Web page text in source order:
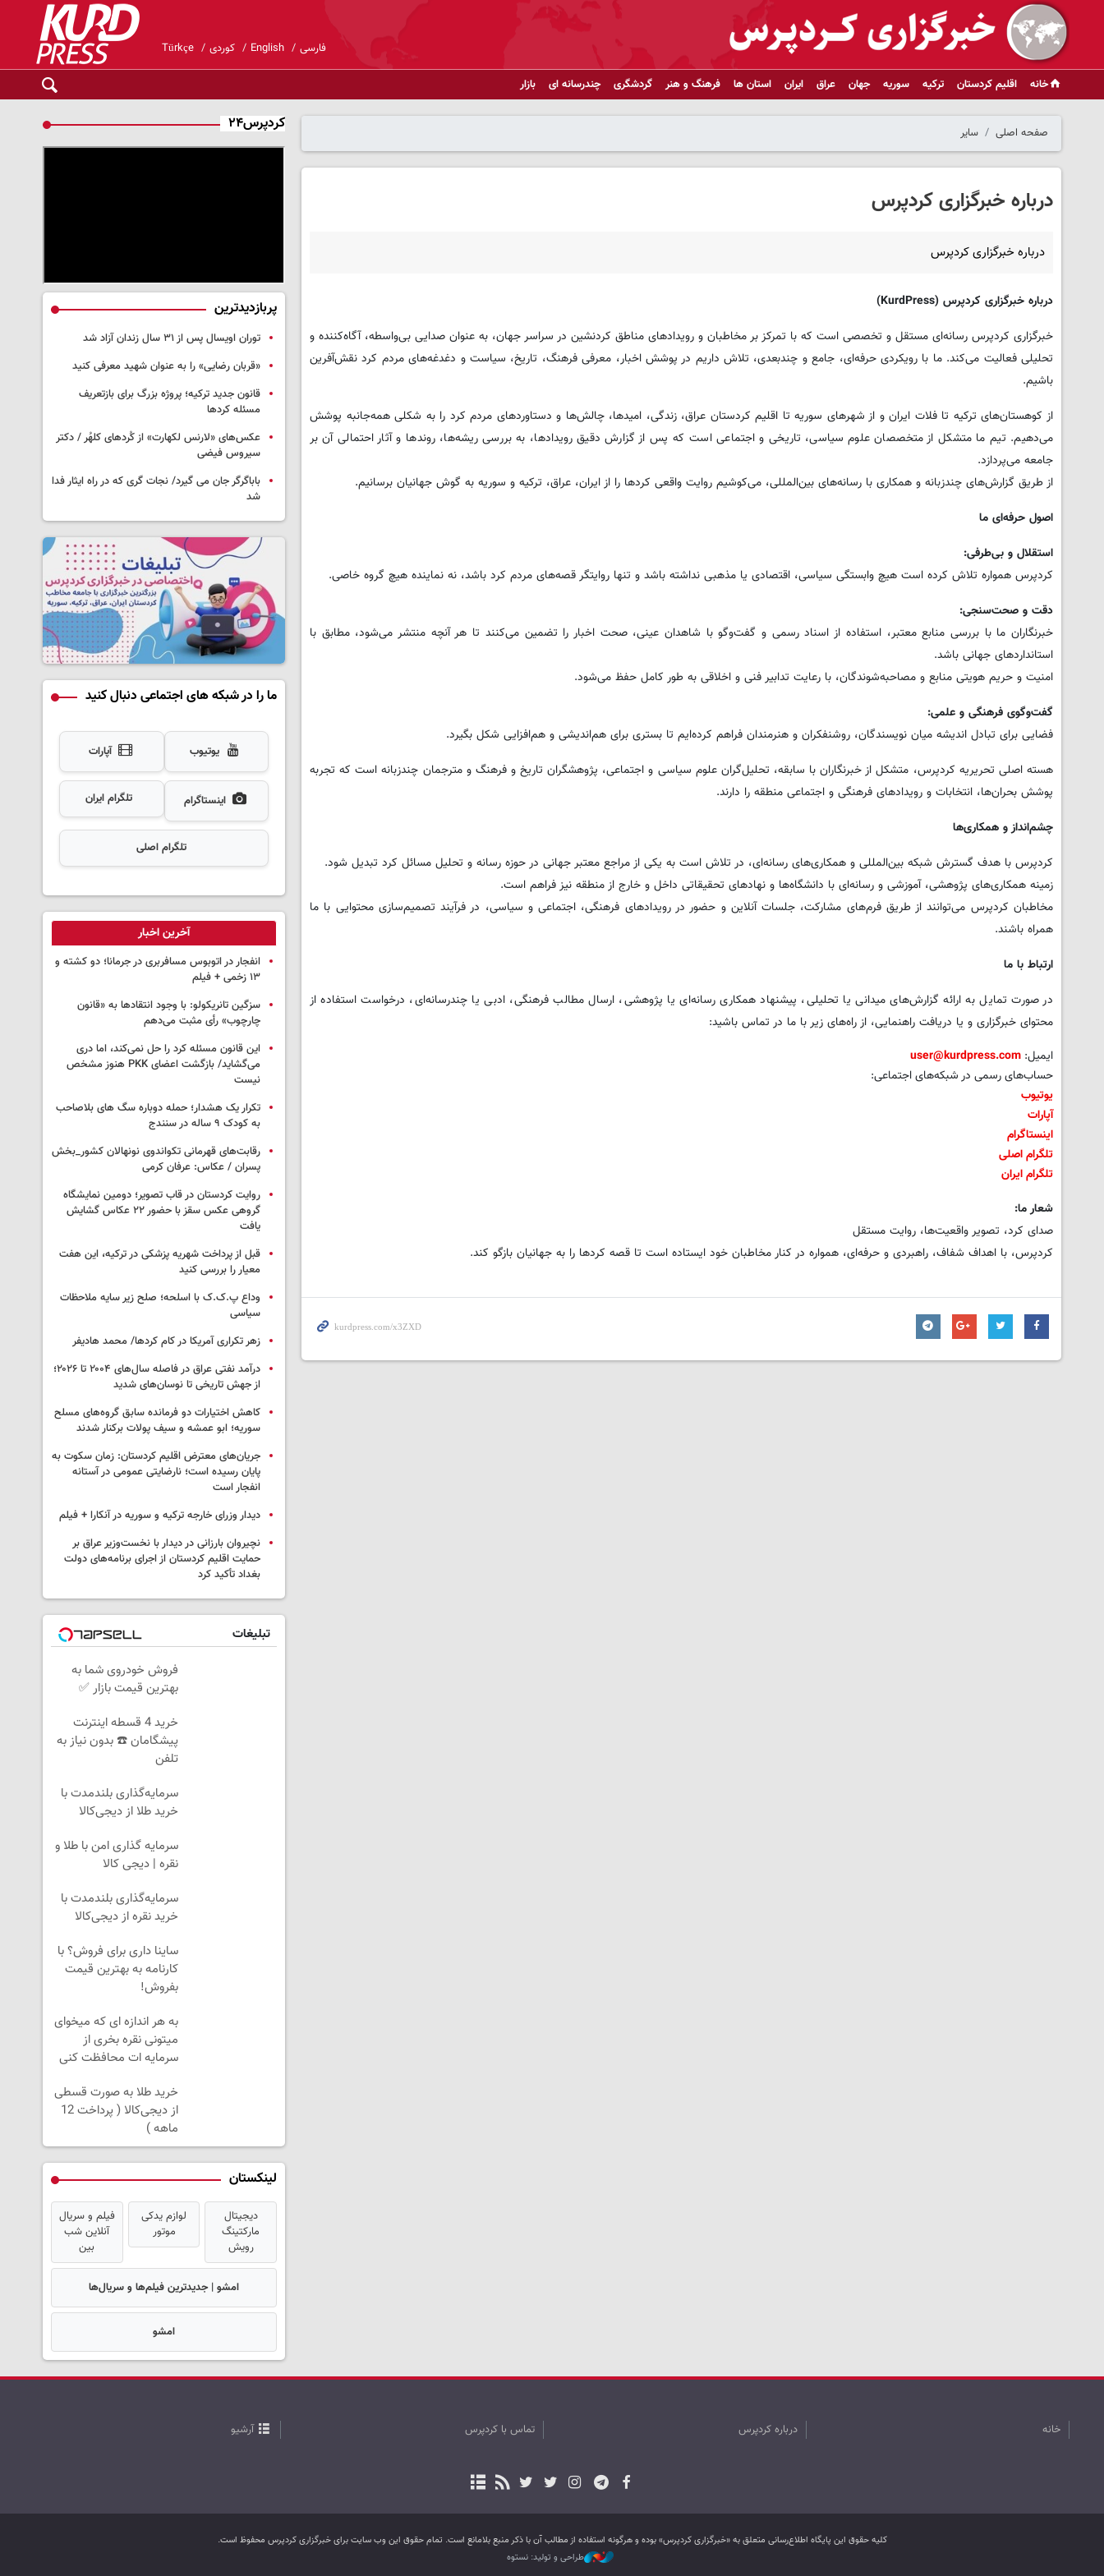
فارسی English کوردی Türkçe
خانه اقلیم کردستان ترکیه سوریه جهان عراق ایران استان ها فرهنگ و هنر گردشگری چندرسانه ای بازار
صفحه اصلی سایر
درباره خبرگزاری کردپرس
درباره خبرگزاری کردپرس
درباره خبرگزاری کردپرس (KurdPress)
خبرگزاری کردپرس رسانه‌ای مستقل و تخصصی است که با تمرکز بر مخاطبان و رویدادهای مناطق کردنشین در سراسر جهان، به عنوان صدایی بی‌واسطه، آگاه‌کننده و
تحلیلی فعالیت می‌کند. ما با رویکردی حرفه‌ای، جامع و چندبعدی، تلاش داریم در پوشش اخبار، معرفی فرهنگ، تاریخ، سیاست و دغدغه‌های مردم کرد نقش‌آفرین
باشیم.
از کوهستان‌های ترکیه تا فلات ایران و از شهرهای سوریه تا اقلیم کردستان عراق، زندگی، امیدها، چالش‌ها و دستاوردهای مردم کرد را به شکلی همه‌جانبه پوشش
می‌دهیم. تیم ما متشکل از متخصصان علوم سیاسی، تاریخی و اجتماعی است که پس از گزارش دقیق رویدادها، به بررسی ریشه‌ها، روندها و آثار احتمالی آن بر
جامعه می‌پردازد.
از طریق گزارش‌های چندزبانه و همکاری با رسانه‌های بین‌المللی، می‌کوشیم روایت واقعی کردها را از ایران، عراق، ترکیه و سوریه به گوش جهانیان برسانیم.
اصول حرفه‌ای ما
استقلال و بی‌طرفی:
کردپرس همواره تلاش کرده است هیچ وابستگی سیاسی، اقتصادی یا مذهبی نداشته باشد و تنها روایتگر قصه‌های مردم کرد باشد، نه نماینده هیچ گروه خاصی.
دقت و صحت‌سنجی:
خبرنگاران ما با بررسی منابع معتبر، استفاده از اسناد رسمی و گفت‌وگو با شاهدان عینی، صحت اخبار را تضمین می‌کنند تا هر آنچه منتشر می‌شود، مطابق با
استانداردهای جهانی باشد.
امنیت و حریم هویتی منابع و مصاحبه‌شوندگان، با رعایت تدابیر فنی و اخلاقی به طور کامل حفظ می‌شود.
گفت‌وگوی فرهنگی و علمی:
فضایی برای تبادل اندیشه میان نویسندگان، روشنفکران و هنرمندان فراهم کرده‌ایم تا بستری برای هم‌اندیشی و هم‌افزایی شکل بگیرد.
هسته اصلی تحریریه کردپرس، متشکل از خبرنگاران با سابقه، تحلیل‌گران علوم سیاسی و اجتماعی، پژوهشگران تاریخ و فرهنگ و مترجمان چندزبانه است که تجربه
پوشش بحران‌ها، انتخابات و رویدادهای فرهنگی و اجتماعی منطقه را دارند.
چشم‌انداز و همکاری‌ها
کردپرس با هدف گسترش شبکه بین‌المللی و همکاری‌های رسانه‌ای، در تلاش است به یکی از مراجع معتبر جهانی در حوزه رسانه و تحلیل مسائل کرد تبدیل شود.
زمینه همکاری‌های پژوهشی، آموزشی و رسانه‌ای با دانشگاه‌ها و نهادهای تحقیقاتی داخل و خارج از منطقه نیز فراهم است.
مخاطبان کردپرس می‌توانند از طریق فرم‌های مشارکت، جلسات آنلاین و حضور در رویدادهای فرهنگی، اجتماعی و سیاسی، در فرآیند تصمیم‌سازی محتوایی با ما
همراه باشند.
ارتباط با ما
در صورت تمایل به ارائه گزارش‌های میدانی یا تحلیلی، پیشنهاد همکاری رسانه‌ای یا پژوهشی، ارسال مطالب فرهنگی، ادبی یا چندرسانه‌ای، درخواست استفاده از
محتوای خبرگزاری و یا دریافت راهنمایی، از راه‌های زیر با ما در تماس باشید:
ایمیل: user@kurdpress.com
حساب‌های رسمی در شبکه‌های اجتماعی:
یوتیوب
آپارات
اینستاگرام
تلگرام اصلی
تلگرام ایران
شعار ما:
صدای کرد، تصویر واقعیت‌ها، روایت مستقل
کردپرس، با اهداف شفاف، راهبردی و حرفه‌ای، همواره در کنار مخاطبان خود ایستاده است تا قصه کردها را به جهانیان بازگو کند.
کردپرس۲۴
پربازدیدترین
توران اویسال پس از ۳۱ سال زندان آزاد شد
«قربان رضایی» را به عنوان شهید معرفی کنید
قانون جدید ترکیه؛ پروژه بزرگ‌ برای بازتعریف
مسئله کردها
عکس‌های «لارنس لکهارت» از کُردهای کلهُر / دکتر
سیروس فیضی
باباگرگر جان می گیرد/ نجات گری که در راه ایثار فدا
شد
ما را در شبکه های اجتماعی دنبال کنید
یوتیوب آپارات
اینستاگرام تلگرام ایران
تلگرام اصلی
آخرین اخبار
انفجار در اتوبوس مسافربری در جرمانا؛ دو کشته و
۱۳ زخمی + فیلم
سزگین تانریکولو: با وجود انتقادها به «قانون
چارچوب» رأی مثبت می‌دهم
این قانون مسئله کرد را حل نمی‌کند، اما دری
می‌گشاید/ بازگشت اعضای PKK هنوز مشخص
نیست
تکرار یک هشدار؛ حمله دوباره سگ های بلاصاحب
به کودک ۹ ساله در سنندج
رقابت‌های قهرمانی تکواندوی نونهالان کشور_بخش
پسران / عکاس: عرفان کرمی
روایت کردستان در قاب تصویر؛ دومین نمایشگاه
گروهی عکس سقز با حضور ۲۲ عکاس گشایش
یافت
قبل از پرداخت شهریه پزشکی در ترکیه، این هفت
معیار را بررسی کنید
وداع پ.ک.ک با اسلحه؛ صلح زیر سایه ملاحظات
سیاسی
زهر تکراری آمریکا در کام کردها/ محمد هادیفر
درآمد نفتی عراق در فاصله سال‌های ۲۰۰۴ تا ۲۰۲۶؛
از جهش تاریخی تا نوسان‌های شدید
کاهش اختیارات دو فرمانده سابق گروه‌های مسلح
سوریه؛ ابو عمشه و سیف پولات برکنار شدند
جریان‌های معترض اقلیم کردستان: زمان سکوت به
پایان رسیده است؛ نارضایتی عمومی در آستانه
انفجار است
دیدار وزرای خارجه ترکیه و سوریه در آنکارا + فیلم
نچیروان بارزانی در دیدار با نخست‌وزیر عراق بر
حمایت اقلیم کردستان از اجرای برنامه‌های دولت
بغداد تأکید کرد
تبلیغات
فروش خودروی شما به
بهترین قیمت بازار ✅
خرید 4 قسطه اینترنت
پیشگامان ☎️ بدون نیاز به
تلفن
سرمایه‌گذاری بلندمدت با
خرید طلا از دیجی‌کالا
سرمایه گذاری امن با طلا و
نقره | دیجی کالا
سرمایه‌گذاری بلندمدت با
خرید نقره از دیجی‌کالا
ساینا داری برای فروش؟ با
کارنامه به بهترین قیمت
بفروش!
به هر اندازه ای که میخوای
میتونی نقره بخری از
سرمایه ات محافظت کنی
خرید طلا به صورت قسطی
از دیجی‌کالا ( پرداخت 12
ماهه )
لینکستان
دیجیتال
مارکتینگ
رویش
لوازم یدکی
موتور
فیلم و سریال
آنلاین شب
بین
امشو | جدیدترین فیلم‌ها و سریال‌ها
امشو
خانه درباره کردپرس تماس با کردپرس آرشیو
کليه حقوق اين پایگاه اطلاع‌رسانی متعلق به «خبرگزاری کردپرس» بوده و هرگونه استفاده از مطالب آن با ذکر منبع بلامانع است. تمام حقوق این وب سایت برای خبرگزاری کردپرس محفوظ است.
طراحی و تولید: نستوه